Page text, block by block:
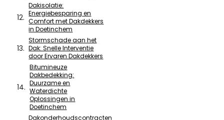
Dakisolatie:
Energiebesparing en
Comfort met Dakdekkers
in Doetinchem
Stormschade aan het
Dak: Snelle Interventie
door Ervaren Dakdekkers
Bitumineuze
Dakbedekking:
Duurzame en
Waterdichte
Oplossingen in
Doetinchem
Dakonderhoudscontracten: